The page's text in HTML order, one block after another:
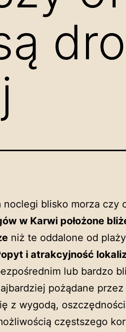
noclegi blisko morza czy
w Karwi położone
niż te oddalone od
i atrakcyjność
lub bardzo
pożądane
z wygodą,
częstszego